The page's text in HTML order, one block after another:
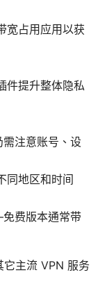
宽占用应用以获
件提升整体隐私
注意账号、设
地区和时间
费版本通常带
主流 VPN 服务